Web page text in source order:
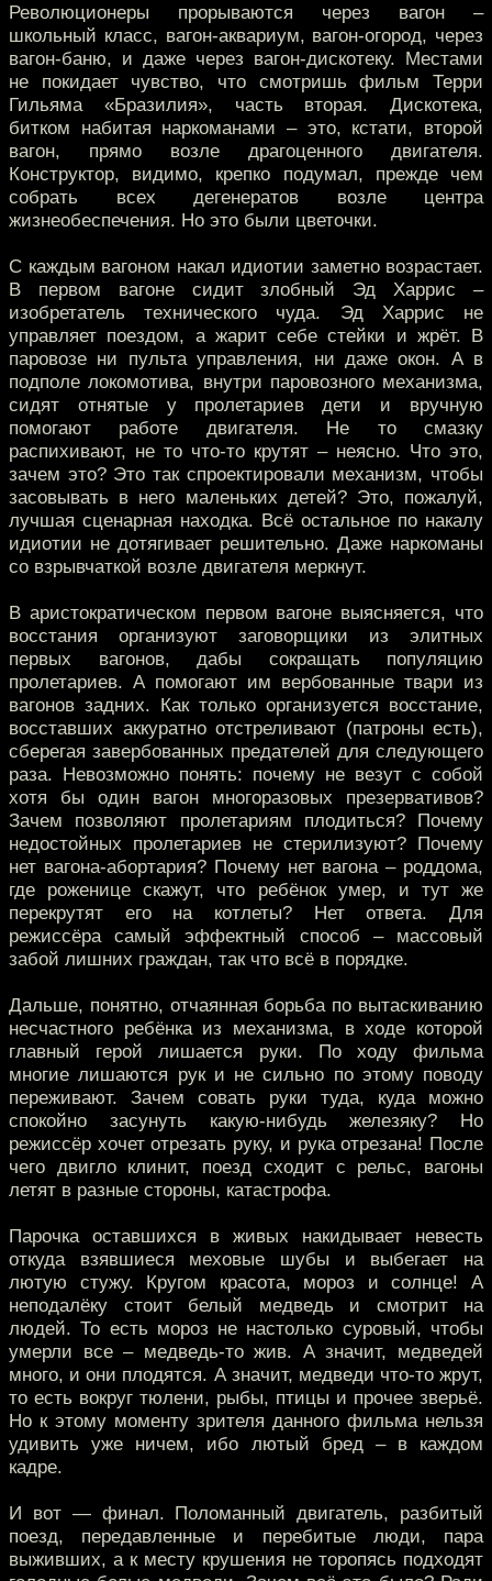
Революционеры прорываются через вагон –
школьный класс, вагон-аквариум, вагон-огород, через
вагон-баню, и даже через вагон-дискотеку. Местами
не покидает чувство, что смотришь фильм Терри
Гильяма «Бразилия», часть вторая. Дискотека,
битком набитая наркоманами – это, кстати, второй
вагон, прямо возле драгоценного двигателя.
Конструктор, видимо, крепко подумал, прежде чем
собрать всех дегенератов возле центра
жизнеобеспечения. Но это были цветочки.
С каждым вагоном накал идиотии заметно возрастает.
В первом вагоне сидит злобный Эд Харрис –
изобретатель технического чуда. Эд Харрис не
управляет поездом, а жарит себе стейки и жрёт. В
паровозе ни пульта управления, ни даже окон. А в
подполе локомотива, внутри паровозного механизма,
сидят отнятые у пролетариев дети и вручную
помогают работе двигателя. Не то смазку
распихивают, не то что-то крутят – неясно. Что это,
зачем это? Это так спроектировали механизм, чтобы
засовывать в него маленьких детей? Это, пожалуй,
лучшая сценарная находка. Всё остальное по накалу
идиотии не дотягивает решительно. Даже наркоманы
со взрывчаткой возле двигателя меркнут.
В аристократическом первом вагоне выясняется, что
восстания организуют заговорщики из элитных
первых вагонов, дабы сокращать популяцию
пролетариев. А помогают им вербованные твари из
вагонов задних. Как только организуется восстание,
восставших аккуратно отстреливают (патроны есть),
сберегая завербованных предателей для следующего
раза. Невозможно понять: почему не везут с собой
хотя бы один вагон многоразовых презервативов?
Зачем позволяют пролетариям плодиться? Почему
недостойных пролетариев не стерилизуют? Почему
нет вагона-абортария? Почему нет вагона – роддома,
где роженице скажут, что ребёнок умер, и тут же
перекрутят его на котлеты? Нет ответа. Для
режиссёра самый эффектный способ – массовый
забой лишних граждан, так что всё в порядке.
Дальше, понятно, отчаянная борьба по вытаскиванию
несчастного ребёнка из механизма, в ходе которой
главный герой лишается руки. По ходу фильма
многие лишаются рук и не сильно по этому поводу
переживают. Зачем совать руки туда, куда можно
спокойно засунуть какую-нибудь железяку? Но
режиссёр хочет отрезать руку, и рука отрезана! После
чего двигло клинит, поезд сходит с рельс, вагоны
летят в разные стороны, катастрофа.
Парочка оставшихся в живых накидывает невесть
откуда взявшиеся меховые шубы и выбегает на
лютую стужу. Кругом красота, мороз и солнце! А
неподалёку стоит белый медведь и смотрит на
людей. То есть мороз не настолько суровый, чтобы
умерли все – медведь-то жив. А значит, медведей
много, и они плодятся. А значит, медведи что-то жрут,
то есть вокруг тюлени, рыбы, птицы и прочее зверьё.
Но к этому моменту зрителя данного фильма нельзя
удивить уже ничем, ибо лютый бред – в каждом
кадре.
И вот — финал. Поломанный двигатель, разбитый
поезд, передавленные и перебитые люди, пара
выживших, а к месту крушения не торопясь подходят